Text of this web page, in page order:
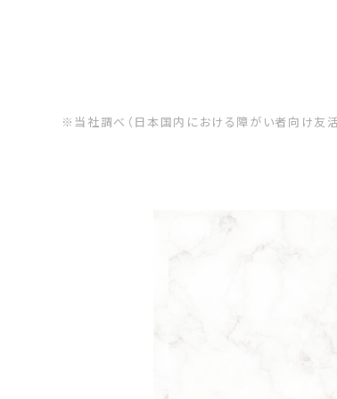
※当社調べ（日本国内における障がい者向け友